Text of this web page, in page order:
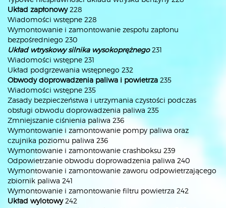
Układ zapłonowy228
Wiadomości wstępne 228
Wymontowanie i zamontowanie zespołu zapłonu
bezpośredniego 230
Układ wtryskowy silnika wysokoprężnego231
Wiadomości wstępne 231
Układ podgrzewania wstępnego 232
Obwody doprowadzenia paliwa i powietrza 235
Wiadomości wstępne 235
Zasady bezpieczeństwa i utrzymania czystości podczas
obsługi obwodu doprowadzenia paliwa 235
Zmniejszanie ciśnienia paliwa 236
Wymontowanie i zamontowanie pompy paliwa oraz
czujnika poziomu paliwa 236
Wymontowanie i zamontowanie crashboksu 239
Odpowietrzanie obwodu doprowadzenia paliwa 240
Wymontowanie i zamontowanie zaworu odpowietrzającego
zbiornik paliwa 241
Wymontowanie i zamontowanie filtru powietrza 242
Układ wylotowy242